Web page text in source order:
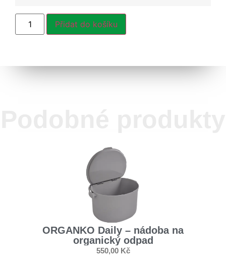
Přidat do košíku
ORGANKO Daily – nádoba na
organický odpad
550,00 Kč